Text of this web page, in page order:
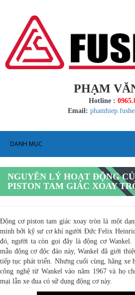
PHẠM
Hotline :
Email:
DANH MỤC
NGUYÊN LÝ HOẠT ĐỘNG
PISTON TAM GIÁC XOAY
Động cơ piston tam giác xoay tròn là một
minh bởi kỹ sư cơ khí người Đức Felix
đó, người ta còn gọi đây là động cơ Wankel.
mẫu động cơ độc đáo này, Wankel đã giới
tiếp tục phát triển. Nhưng cuối cùng, hãng xe
công nghệ từ Wankel vào năm 1967 và họ
mại lẫn xe đua có sử dụng động cơ này.